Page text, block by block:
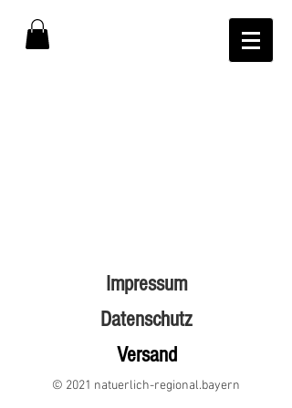
Impressum
Datenschutz
Versand
© 2021 natuerlich-regional.bayern